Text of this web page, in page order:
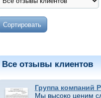
Все отзывы клиентов
Группа компаний
Мы высоко ценим